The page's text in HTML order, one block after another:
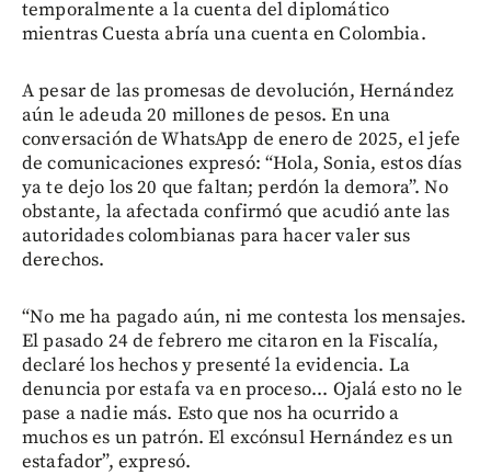
temporalmente a la cuenta del diplomático
mientras Cuesta abría una cuenta en Colombia.
A pesar de las promesas de devolución, Hernández
aún le adeuda 20 millones de pesos. En una
conversación de WhatsApp de enero de 2025, el jefe
de comunicaciones expresó: “Hola, Sonia, estos días
ya te dejo los 20 que faltan; perdón la demora”. No
obstante, la afectada confirmó que acudió ante las
autoridades colombianas para hacer valer sus
derechos.
“No me ha pagado aún, ni me contesta los mensajes.
El pasado 24 de febrero me citaron en la Fiscalía,
declaré los hechos y presenté la evidencia. La
denuncia por estafa va en proceso... Ojalá esto no le
pase a nadie más. Esto que nos ha ocurrido a
muchos es un patrón. El excónsul Hernández es un
estafador”, expresó.